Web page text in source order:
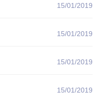
15/01/2019
15/01/2019
15/01/2019
15/01/2019